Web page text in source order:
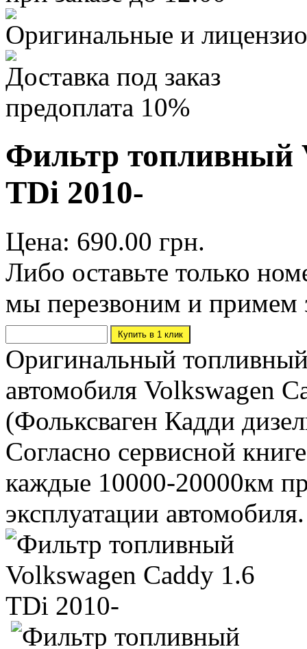
Оригинальные и
Доставка под заказ
предоплата 10%
Фильтр топливный
TDi 2010-
Цена: 690.00 грн.
Либо оставьте только
мы перезвоним и примем
Оригинальный
автомобиля Volkswagen
(Фольксваген Кадди
Согласно сервисной
каждые 10000-20000км
эксплуатации автомобиля.